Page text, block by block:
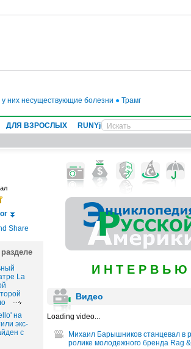
болезни● Трамп отложил введение 50-
ДЛЯ ВЗРОСЛЫХ RUNYjews
ВЕСТИ ИЗ
La
на
экс-
с
И Н Т Е Р В Ь Ю
Видео
Loading video...
Михаил Барышников станцевал в
ролике молодежного бренда Rag